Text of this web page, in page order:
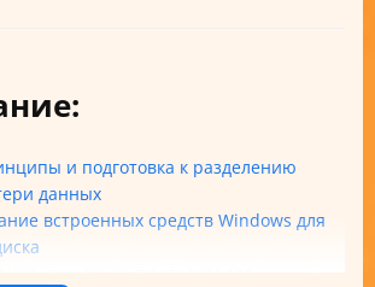
и подготовка к разделению
данных
встроенных средств Windows для